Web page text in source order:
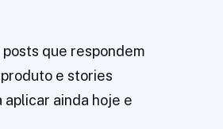
que respondem
e stories
aplicar ainda hoje e